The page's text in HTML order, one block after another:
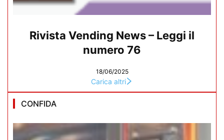
Rivista Vending News – Leggi il
numero 76
18/06/2025
Carica altri
CONFIDA